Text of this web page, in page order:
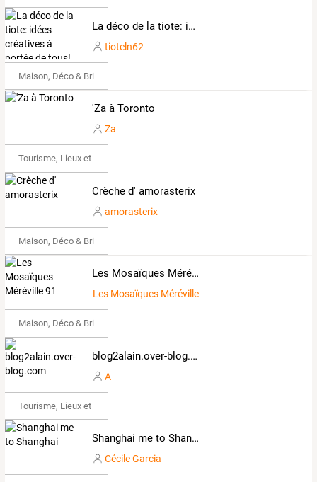
La déco de la tiote: idées créatives à portée de tous!
tioteln62
Maison, Déco & Bricolage
'Za à Toronto
Za
Tourisme, Lieux et Événements
Crèche d' amorasterix
amorasterix
Maison, Déco & Bricolage
Les Mosaïques Méréville 91
Les Mosaïques Méréville 91
Maison, Déco & Bricolage
blog2alain.over-blog.com
A
Tourisme, Lieux et Événements
Shanghai me to Shanghai
Cécile Garcia